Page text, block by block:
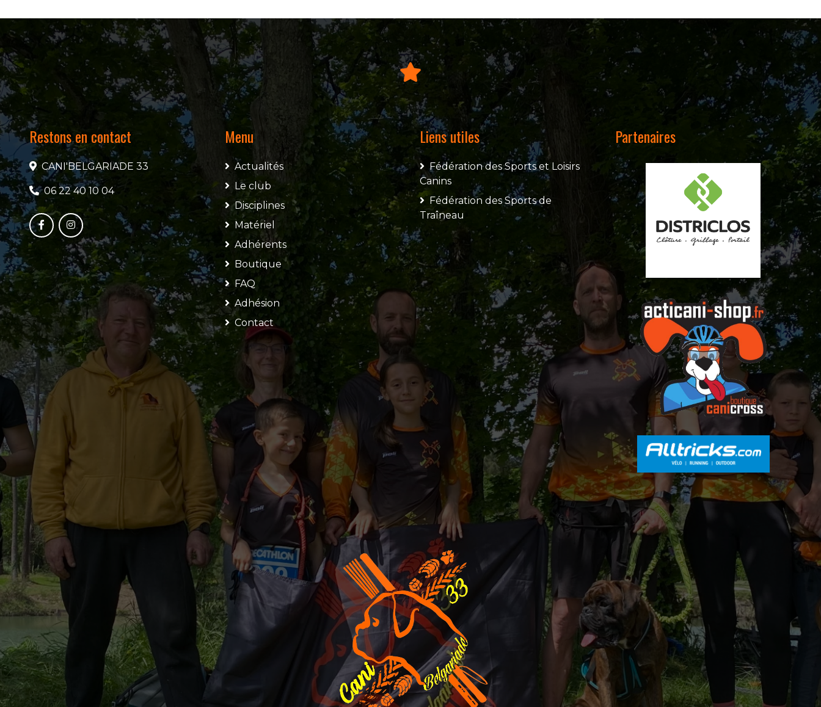
Restons en contact
CANI'BELGARIADE 33
06 22 40 10 04
Menu
Actualités
Le club
Disciplines
Matériel
Adhérents
Boutique
FAQ
Adhésion
Contact
Liens utiles
Fédération des Sports et Loisirs
Canins
Fédération des Sports de
Traîneau
Partenaires